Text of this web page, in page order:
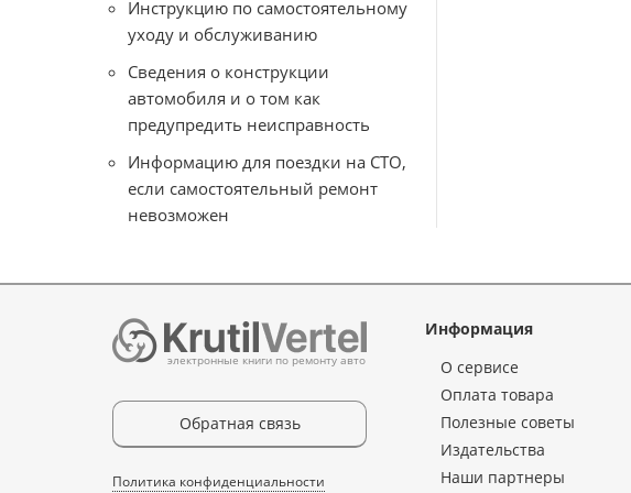
Инструкцию по самостоятельному
уходу и обслуживанию
Сведения о конструкции
автомобиля и о том как
предупредить неисправность
Информацию для поездки на СТО,
если самостоятельный ремонт
невозможен
электронные книги по ремонту авто
Обратная связь
Политика конфиденциальности
Информация
О сервисе
Оплата товара
Полезные советы
Издательства
Наши партнеры